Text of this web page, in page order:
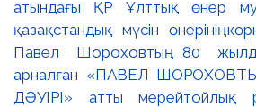
атындағы ҚР Ұлттық өнер
қазақстандық мүсін өнерінің
Павел Шороховтың 80
арналған «ПАВЕЛ
ДӘУІРІ» атты мерейтойлық